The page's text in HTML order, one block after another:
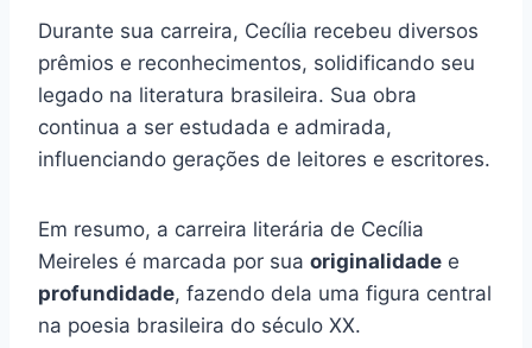
Durante sua carreira, Cecília recebeu diversos
prêmios e reconhecimentos, solidificando seu
legado na literatura brasileira. Sua obra
continua a ser estudada e admirada,
influenciando gerações de leitores e escritores.
Em resumo, a carreira literária de Cecília
Meireles é marcada por sua originalidade e
profundidade, fazendo dela uma figura central
na poesia brasileira do século XX.